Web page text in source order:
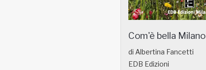
Com'è bella Milano
di Albertina Fancetti
EDB Edizioni